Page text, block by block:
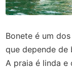
Bonete é um
que depende de
A praia é linda e